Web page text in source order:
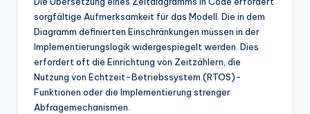
sorgfältige Aufmerksamkeit für das Modell. Die in dem
Diagramm definierten Einschränkungen müssen in der
Implementierungslogik widergespiegelt werden. Dies
erfordert oft die Einrichtung von Zeitzählern, die
Nutzung von Echtzeit-Betriebssystem (RTOS)-
Funktionen oder die Implementierung strenger
Abfragemechanismen.